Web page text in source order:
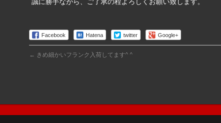
Facebook Hatena twitter Google+
← きめ細かいフランク入荷してます^ ^